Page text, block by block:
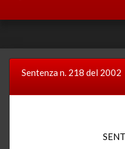
Sentenza n. 218 del 2002